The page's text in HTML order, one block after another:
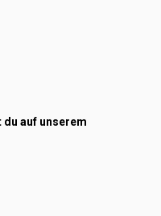
auf unserem